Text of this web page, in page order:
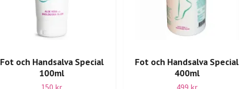
Fot och Handsalva Special
100ml
150 kr
Fot och Handsalva Special
400ml
499 kr